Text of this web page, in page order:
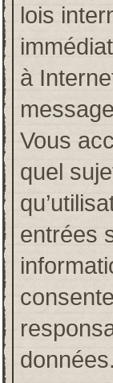
lois
à
Vous
quel
entrées
données.